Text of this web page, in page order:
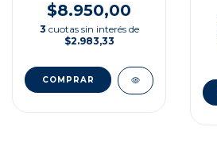
$8.950,00
3 cuotas sin interés de
$2.983,33